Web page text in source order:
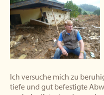
Ich versuche mich zu
tiefe und gut befestigte